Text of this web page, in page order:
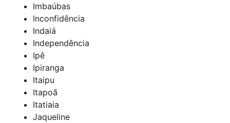
Imbaúbas
Inconfidência
Indaiá
Independência
Ipê
Ipiranga
Itaipu
Itapoã
Itatiaia
Jaqueline